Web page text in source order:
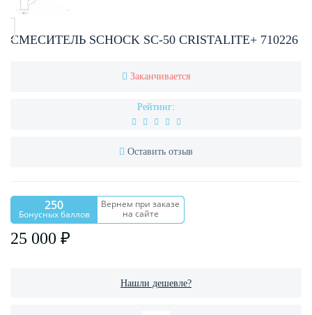
СМЕСИТЕЛЬ SCHOCK SC-50 CRISTALITE+ 710226
Заканчивается
Рейтинг:
Оставить отзыв
250
Бонусных баллов
Вернем при заказе
на сайте
25 000 ₽
Нашли дешевле?